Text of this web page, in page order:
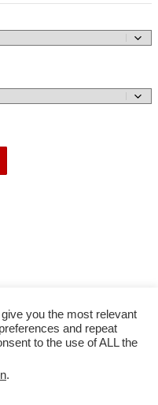
you the most relevant
and repeat
to the use of ALL the
.